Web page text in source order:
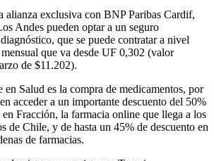
alianza exclusiva con BNP Paribas Cardif,
Andes pueden optar a un seguro
que se puede contratar a nivel
que va desde UF 0,302 (valor
de $11.202).
en Salud es la compra de medicamentos, por
acceder a un importante descuento del 50%
Fracción, la farmacia online que llega a los
de Chile, y de hasta un 45% de descuento en
de farmacias.